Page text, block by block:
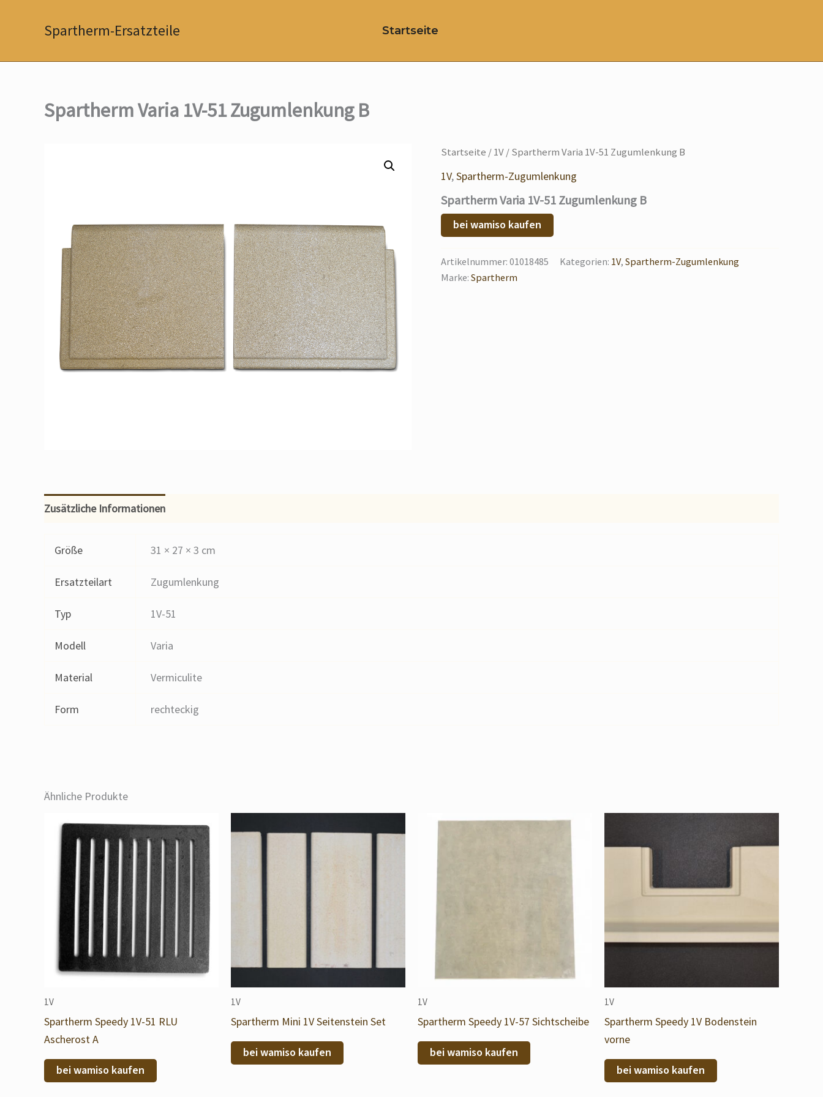
Spartherm-Ersatzteile Startseite
Spartherm Varia 1V-51 Zugumlenkung B
Startseite /1V/ Spartherm Varia 1V-51 Zugumlenkung B
1V,Spartherm-Zugumlenkung
Spartherm Varia 1V-51 Zugumlenkung B
bei wamiso kaufen
Artikelnummer: 01018485 Kategorien: 1V, Spartherm-Zugumlenkung
Marke: Spartherm
Zusätzliche Informationen
Größe 31 × 27 × 3 cm
Ersatzteilart Zugumlenkung
Typ 1V-51
Modell Varia
Material Vermiculite
Form rechteckig
Ähnliche Produkte
1V
Spartherm Speedy 1V-51 RLU
Ascherost A
bei wamiso kaufen
1V
Spartherm Mini 1V Seitenstein Set
bei wamiso kaufen
1V
Spartherm Speedy 1V-57 Sichtscheibe
bei wamiso kaufen
1V
Spartherm Speedy 1V Bodenstein
vorne
bei wamiso kaufen